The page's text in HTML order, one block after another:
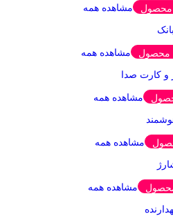
مشاهده همه
مشاهده همه
و کارت صدا
مشاهده همه
مشاهده همه
مشاهده همه